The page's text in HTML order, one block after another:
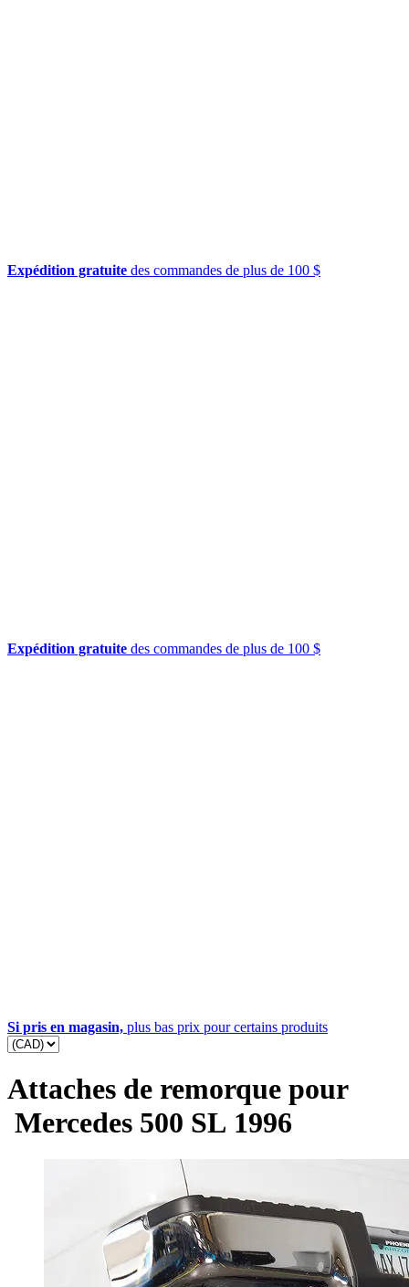
Expédition gratuite des commandes de plus de 100 $
Expédition gratuite des commandes de plus de 100 $
Si pris en magasin, plus bas prix pour certains produits
Attaches de remorque pour
Mercedes 500 SL 1996